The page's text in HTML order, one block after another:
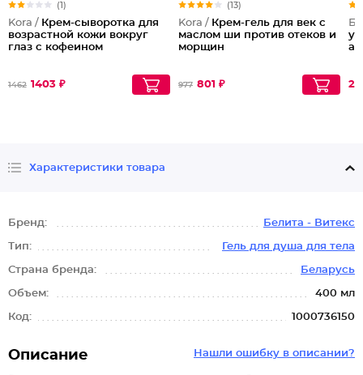
(1)
Kora / Крем-сыворотка для
возрастной кожи вокруг
глаз с кофеином
1462 1403 ₽
(13)
Kora / Крем-гель для век с
маслом ши против отеков и
морщин
977 801 ₽
Характеристики товара
Бренд: Белита - Витекс
Тип: Гель для душа для тела
Страна бренда: Беларусь
Объем: 400 мл
Код: 1000736150
Нашли ошибку в описании?
Описание